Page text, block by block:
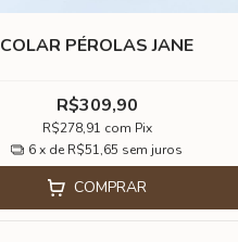
COLAR PÉROLAS JANE
R$309,90
R$278,91 com Pix
6x de R$51,65 sem juros
COMPRAR